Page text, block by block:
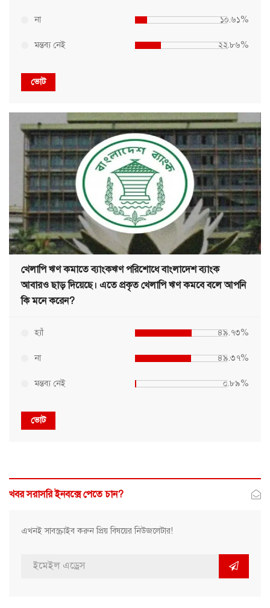
না ১০.৬১%
মন্তব্য নেই ২২.৮৬%
ভোট
খেলাপি ঋণ কমাতে ব্যাংকঋণ পরিশোধে বাংলাদেশ ব্যাংক
আবারও ছাড় দিয়েছে। এতে প্রকৃত খেলাপি ঋণ কমবে বলে আপনি
কি মনে করেন?
হ্যাঁ ৪৯.৭৩%
না ৪৯.৩৭%
মন্তব্য নেই ০.৮৯%
ভোট
খবর সরাসরি ইনবক্সে পেতে চান?
এখনই সাবস্ক্রাইব করুন প্রিয় বিষয়ের নিউজলেটার!